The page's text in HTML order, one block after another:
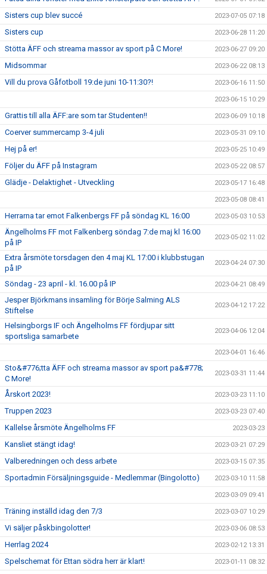
Sisters cup blev succé 2023-07-05 07:18
Sisters cup 2023-06-28 11:20
Stötta ÄFF och streama massor av sport på C More! 2023-06-27 09:20
Midsommar 2023-06-22 08:13
Vill du prova Gåfotboll 19:de juni 10-11:30?! 2023-06-16 11:50
2023-06-15 10:29
Grattis till alla ÄFF:are som tar Studenten!! 2023-06-09 10:18
Coerver summercamp 3-4 juli 2023-05-31 09:10
Hej på er! 2023-05-25 10:49
Följer du ÄFF på Instagram 2023-05-22 08:57
Glädje - Delaktighet - Utveckling 2023-05-17 16:48
2023-05-08 08:41
Herrarna tar emot Falkenbergs FF på söndag KL 16:00 2023-05-03 10:53
Ängelholms FF mot Falkenberg söndag 7:de maj kl 16:00
på IP
2023-05-02 11:02
Extra årsmöte torsdagen den 4 maj KL 17:00 i klubbstugan
på IP
2023-04-24 07:30
Söndag - 23 april - kl. 16.00 på IP 2023-04-21 08:49
Jesper Björkmans insamling för Börje Salming ALS
Stiftelse
2023-04-12 17:22
Helsingborgs IF och Ängelholms FF fördjupar sitt
sportsliga samarbete
2023-04-06 12:04
2023-04-01 16:46
Sto&#776;tta ÄFF och streama massor av sport pa&#778;
C More!
2023-03-31 11:44
Årskort 2023! 2023-03-23 11:10
Truppen 2023 2023-03-23 07:40
Kallelse årsmöte Ängelholms FF 2023-03-23
Kansliet stängt idag! 2023-03-21 07:29
Valberedningen och dess arbete 2023-03-15 07:35
Sportadmin Försäljningsguide - Medlemmar (Bingolotto) 2023-03-10 11:58
2023-03-09 09:41
Träning inställd idag den 7/3 2023-03-07 10:29
Vi säljer påskbingolotter! 2023-03-06 08:53
Herrlag 2024 2023-02-12 13:31
Spelschemat för Ettan södra herr är klart! 2023-01-11 08:32